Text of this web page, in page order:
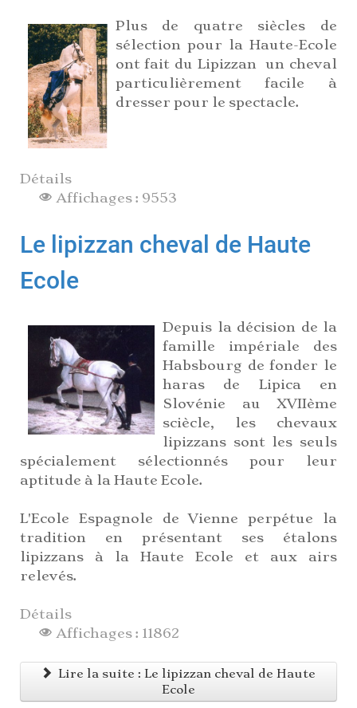
Plus de quatre siècles de
sélection pour la Haute-Ecole
ont fait du Lipizzan un cheval
particulièrement facile à
dresser pour le spectacle.
Détails
Affichages : 9553
Le lipizzan cheval de Haute
Ecole
Depuis la décision de la
famille impériale des
Habsbourg de fonder le
haras de Lipica en
Slovénie au XVIIème
sciècle, les chevaux
lipizzans sont les seuls
spécialement sélectionnés pour leur
aptitude à la Haute Ecole.
L'Ecole Espagnole de Vienne perpétue la
tradition en présentant ses étalons
lipizzans à la Haute Ecole et aux airs
relevés.
Détails
Affichages : 11862
Lire la suite : Le lipizzan cheval de Haute
Ecole